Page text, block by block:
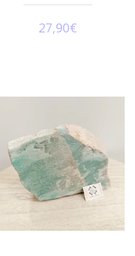
27,90€